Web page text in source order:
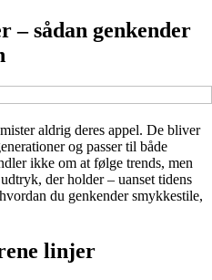
– sådan genkender
aldrig deres appel. De bliver
og passer til både
ikke om at følge trends, men
der holder – uanset tidens
du genkender smykkestile,
linjer